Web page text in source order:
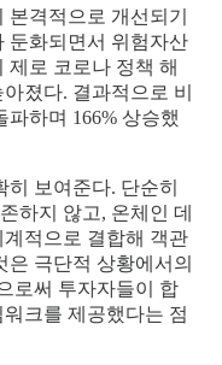
본격적으로 개선되기
둔화되면서 위험자산
제로 코로나 정책 해
졌다. 결과적으로 비
파하며 166% 상승했
보여준다. 단순히
하지 않고, 온체인 데
적으로 결합해 객관
은 극단적 상황에서의
로써 투자자들이 합
크를 제공했다는 점